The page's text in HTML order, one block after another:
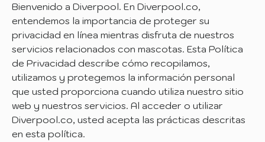
Bienvenido a Diverpool. En Diverpool.co,
entendemos la importancia de proteger su
privacidad en línea mientras disfruta de nuestros
servicios relacionados con mascotas. Esta Política
de Privacidad describe cómo recopilamos,
utilizamos y protegemos la información personal
que usted proporciona cuando utiliza nuestro sitio
web y nuestros servicios. Al acceder o utilizar
Diverpool.co, usted acepta las prácticas descritas
en esta política.